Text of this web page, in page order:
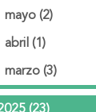
mayo(2)
abril(1)
marzo(3)